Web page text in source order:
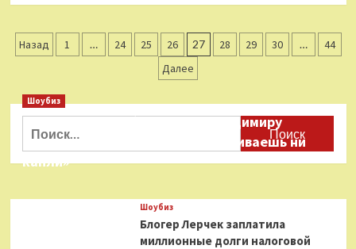
Москве
убили
сына
режиссера
Пагинация
Назад 1 … 24 25 26 27 28 29 30 …
44
Далее
Шоубиз
Даня Милохин обратился к Владимиру
Соловьеву: «Ты меня не расстраиваешь ни
капли»
Шоубиз
Блогер Лерчек заплатила
миллионные долги налоговой